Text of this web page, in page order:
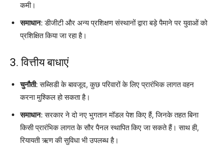
कमी।
समाधान: डीजीटी और अन्य प्रशिक्षण संस्थानों द्वारा बड़े पैमाने पर युवाओं को
प्रशिक्षित किया जा रहा है।
3. वित्तीय बाधाएं
चुनौती: सब्सिडी के बावजूद, कुछ परिवारों के लिए प्रारंभिक लागत वहन
करना मुश्किल हो सकता है।
समाधान: सरकार ने दो नए भुगतान मॉडल पेश किए हैं, जिनके तहत बिना
किसी प्रारंभिक लागत के सौर पैनल स्थापित किए जा सकते हैं। साथ ही,
रियायती ऋण की सुविधा भी उपलब्ध है।